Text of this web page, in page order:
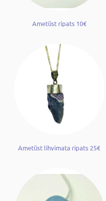
Ametüst ripats 10€
Ametüst lihvimata ripats 25€